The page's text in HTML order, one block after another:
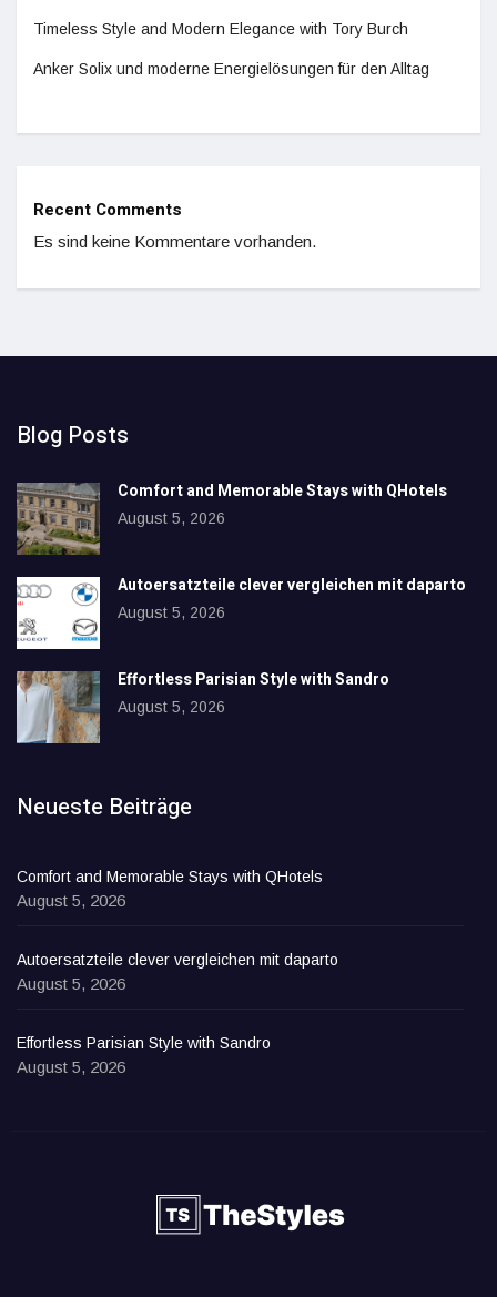
Timeless Style and Modern Elegance with Tory Burch
Anker Solix und moderne Energielösungen für den Alltag
Recent Comments
Es sind keine Kommentare vorhanden.
Blog Posts
Comfort and Memorable Stays with QHotels
August 5, 2026
Autoersatzteile clever vergleichen mit daparto
August 5, 2026
Effortless Parisian Style with Sandro
August 5, 2026
Neueste Beiträge
Comfort and Memorable Stays with QHotels
August 5, 2026
Autoersatzteile clever vergleichen mit daparto
August 5, 2026
Effortless Parisian Style with Sandro
August 5, 2026